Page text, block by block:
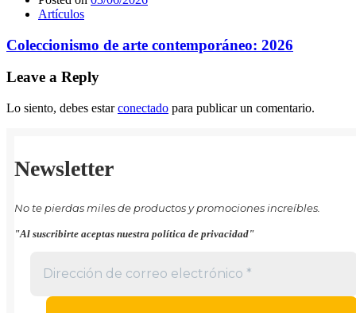
Artículos
Coleccionismo de arte contemporáneo: 2026
Leave a Reply
Lo siento, debes estarconectado para publicar un comentario.
Newsletter
No te pierdas miles de productos y promociones increíbles.
"Al suscribirte aceptas nuestra política de privacidad"